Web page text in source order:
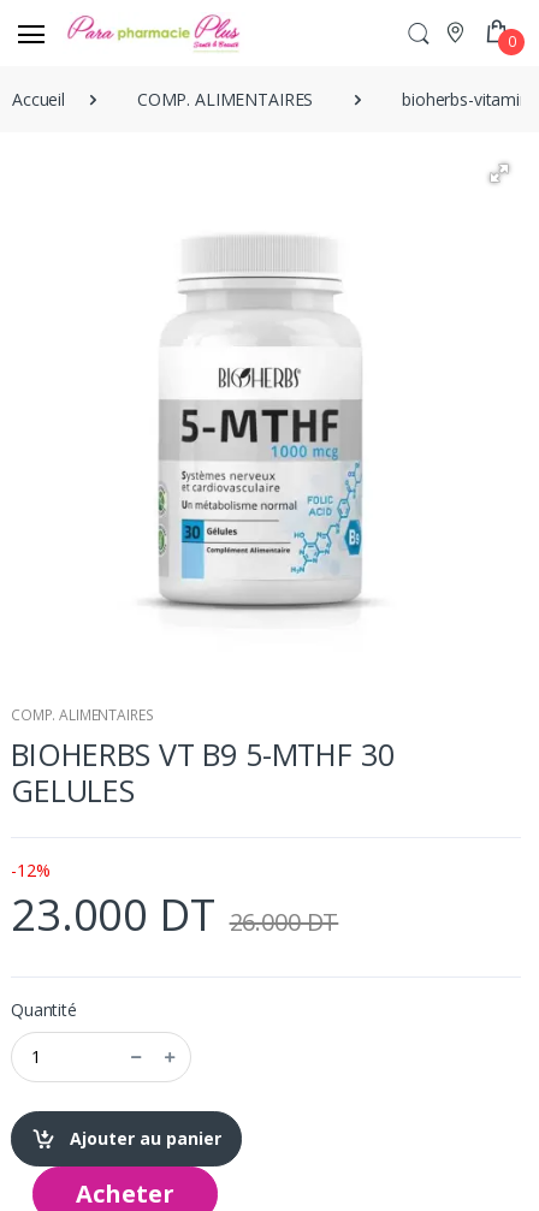
0
Accueil COMP. ALIMENTAIRES bioherbs-
COMP. ALIMENTAIRES
BIOHERBS VT B9 5-MTHF 30
GELULES
-12%
23.000 DT 26.000 DT
Quantité
Ajouter au panier
Acheter